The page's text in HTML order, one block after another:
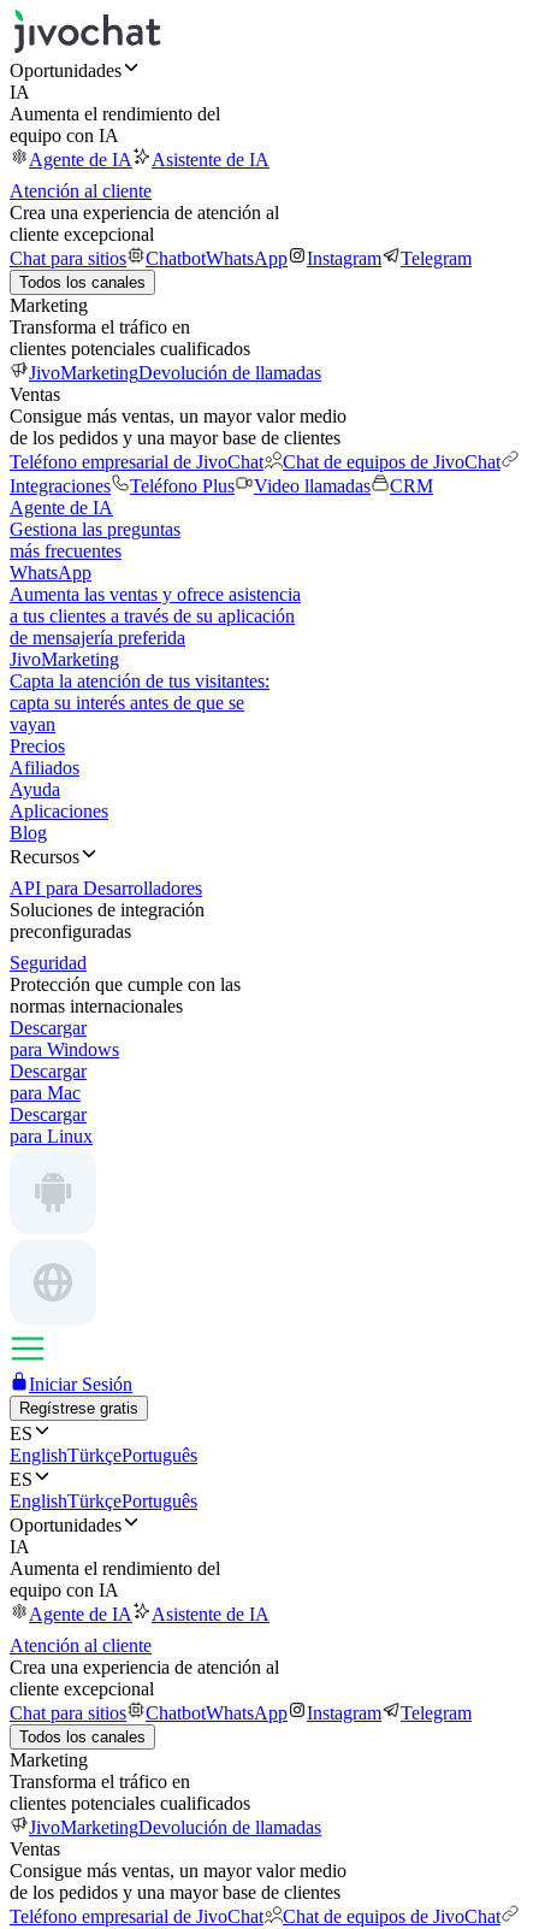
Oportunidades
IA
Aumenta el rendimiento del
equipo con IA
Agente de IA
Asistente de IA
Atención al cliente
Crea una experiencia de atención al
cliente excepcional
Chat para sitios
ChatbotWhatsApp Instagram Telegram
Todos los canales
Marketing
Transforma el tráfico en
clientes potenciales cualificados
JivoMarketingDevolución de llamadas
Ventas
Consigue más ventas, un mayor valor medio
de los pedidos y una mayor base de clientes
Teléfono empresarial de JivoChat
Chat de equipos de JivoChat
Integraciones
Teléfono Plus Video llamadas
CRM
Agente de IA
Gestiona las preguntas
más frecuentes
WhatsApp
Aumenta las ventas y ofrece asistencia
a tus clientes a través de su aplicación
de mensajería preferida
JivoMarketing
Capta la atención de tus visitantes:
capta su interés antes de que se
vayan
Precios
Afiliados
Ayuda
Aplicaciones
Blog
Recursos
API para Desarrolladores
Soluciones de integración
preconfiguradas
Seguridad
Protección que cumple con las
normas internacionales
Descargar
para Windows
Descargar
para Mac
Descargar
para Linux
Iniciar Sesión
Regístrese gratis
ES
EnglishTürkçePortuguês
ES
EnglishTürkçePortuguês
Oportunidades
IA
Aumenta el rendimiento del
equipo con IA
Agente de IA
Asistente de IA
Atención al cliente
Crea una experiencia de atención al
cliente excepcional
Chat para sitios
ChatbotWhatsApp Instagram Telegram
Todos los canales
Marketing
Transforma el tráfico en
clientes potenciales cualificados
JivoMarketingDevolución de llamadas
Ventas
Consigue más ventas, un mayor valor medio
de los pedidos y una mayor base de clientes
Teléfono empresarial de JivoChat
Chat de equipos de JivoChat